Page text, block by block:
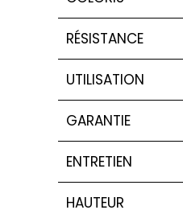
RÉSISTANCE
UTILISATION
GARANTIE
ENTRETIEN
HAUTEUR